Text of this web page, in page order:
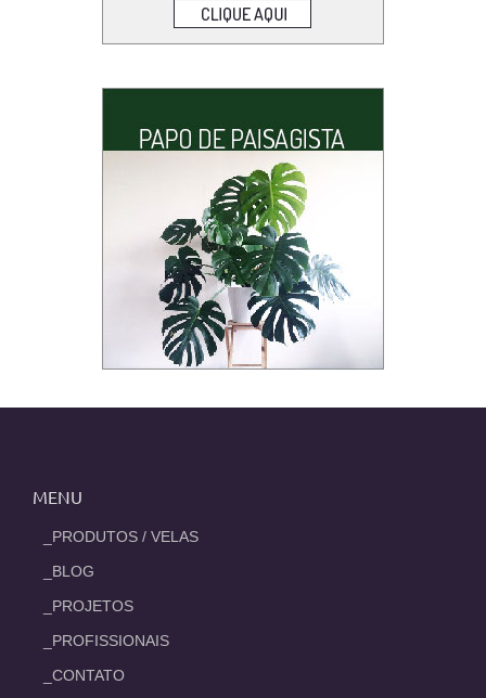
MENU
_PRODUTOS / VELAS
_BLOG
_PROJETOS
_PROFISSIONAIS
_CONTATO